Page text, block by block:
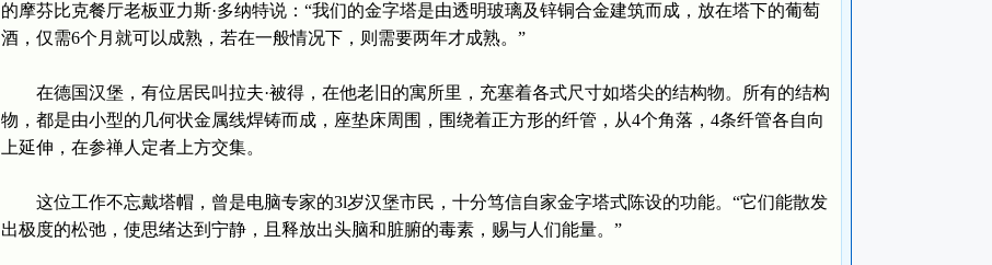
的摩芬比克餐厅老板亚力斯·多纳特说：“我们的金字塔是由透明玻璃及锌铜合金建筑而成，放在塔下的葡萄
酒，仅需6个月就可以成熟，若在一般情况下，则需要两年才成熟。”
在德国汉堡，有位居民叫拉夫·被得，在他老旧的寓所里，充塞着各式尺寸如塔尖的结构物。所有的结构
物，都是由小型的几何状金属线焊铸而成，座垫床周围，围绕着正方形的纤管，从4个角落，4条纤管各自向
上延伸，在参禅人定者上方交集。
这位工作不忘戴塔帽，曾是电脑专家的3l岁汉堡市民，十分笃信自家金字塔式陈设的功能。“它们能散发
出极度的松弛，使思绪达到宁静，且释放出头脑和脏腑的毒素，赐与人们能量。”